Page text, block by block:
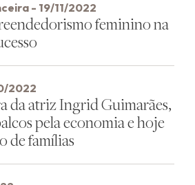
- 19/11/2022
feminino na
2022
da atriz Ingrid Guimarães,
pela economia e hoje
de famílias